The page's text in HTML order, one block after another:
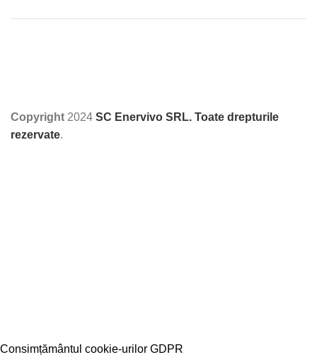
Copyright 2024 SC Enervivo SRL. Toate drepturile
rezervate.
Consimțământul cookie-urilor GDPR